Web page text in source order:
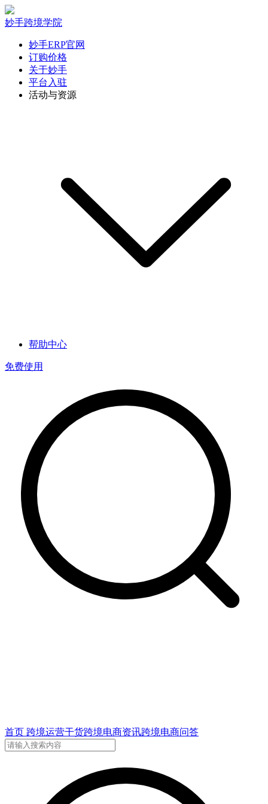
妙手跨境学院
妙手ERP官网
订购价格
关于妙手
平台入驻
活动与资源
帮助中心
免费使用
首页 跨境运营干货跨境电商资讯跨境电商问答